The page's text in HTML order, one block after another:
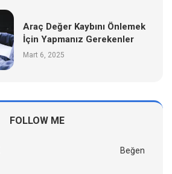
Araç Değer Kaybını Önlemek
İçin Yapmanız Gerekenler
Mart 6, 2025
FOLLOW ME
Beğen